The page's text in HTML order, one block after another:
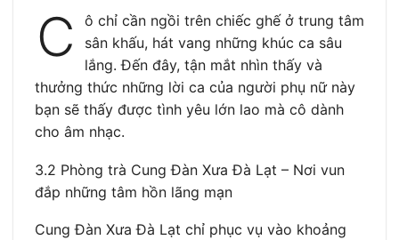
C
ô chỉ cần ngồi trên chiếc ghế ở trung tâm
sân khấu, hát vang những khúc ca sâu
lắng. Đến đây, tận mắt nhìn thấy và
thưởng thức những lời ca của người phụ nữ này
bạn sẽ thấy được tình yêu lớn lao mà cô dành
cho âm nhạc.
3.2 Phòng trà Cung Đàn Xưa Đà Lạt – Nơi vun
đắp những tâm hồn lãng mạn
Cung Đàn Xưa Đà Lạt chỉ phục vụ vào khoảng